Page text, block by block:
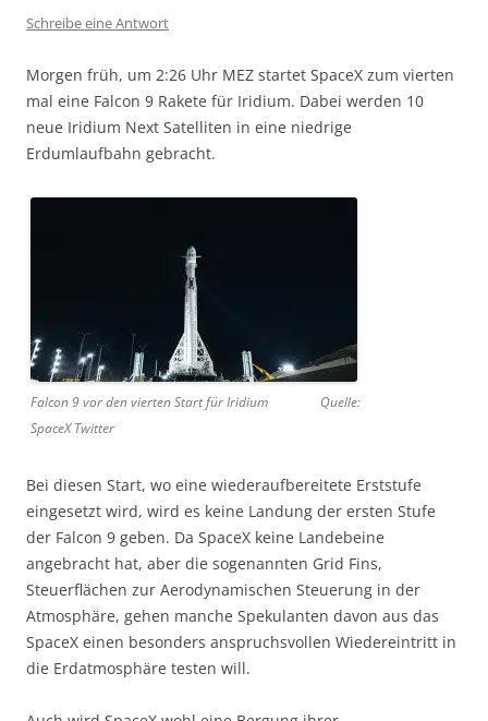
Schreibe eine Antwort
Morgen früh, um 2:26 Uhr MEZ startet SpaceX zum vierten
mal eine Falcon 9 Rakete für Iridium. Dabei werden 10
neue Iridium Next Satelliten in eine niedrige
Erdumlaufbahn gebracht.
Falcon 9 vor den vierten Start für Iridium Quelle:
SpaceX Twitter
Bei diesen Start, wo eine wiederaufbereitete Erststufe
eingesetzt wird, wird es keine Landung der ersten Stufe
der Falcon 9 geben. Da SpaceX keine Landebeine
angebracht hat, aber die sogenannten Grid Fins,
Steuerflächen zur Aerodynamischen Steuerung in der
Atmosphäre, gehen manche Spekulanten davon aus das
SpaceX einen besonders anspruchsvollen Wiedereintritt in
die Erdatmosphäre testen will.